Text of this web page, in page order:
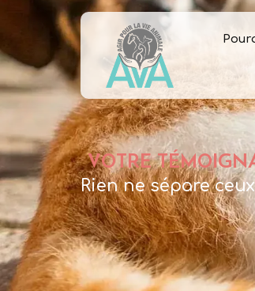
VOTRE
Rien ne sépare